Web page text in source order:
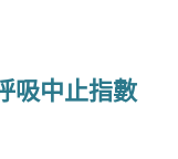
吸中止指數